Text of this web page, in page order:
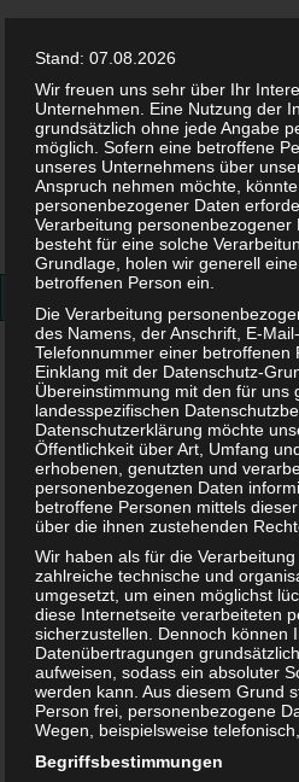
Suchen
nach:
Schiffchen-Anleitung-8
Schiffchen-
24. JULI
Stand: 07.08.2026
Wir freuen uns sehr über Ihr
Unternehmen. Eine Nutzung der
grundsätzlich ohne jede Angabe
möglich. Sofern eine betroffene
unseres Unternehmens über
Anspruch nehmen möchte,
personenbezogener Daten
Verarbeitung personenbezogener
besteht für eine solche
Grundlage, holen wir generell
betroffenen Person ein.
Die Verarbeitung
des Namens, der Anschrift, E-
Telefonnummer einer betroffenen
Einklang mit der Datenschutz-
Übereinstimmung mit den für uns
landesspezifischen
Datenschutzerklärung möchte
Öffentlichkeit über Art, Umfang
erhobenen, genutzten und
personenbezogenen Daten
betroffene Personen mittels
über die ihnen zustehenden
Wir haben als für die
zahlreiche technische und
umgesetzt, um einen möglichst
diese Internetseite verarbeiteten
sicherzustellen. Dennoch können
Datenübertragungen
aufweisen, sodass ein absoluter
werden kann. Aus diesem Grund
Person frei, personenbezogene
Wegen, beispielsweise
Begriffsbestimmungen